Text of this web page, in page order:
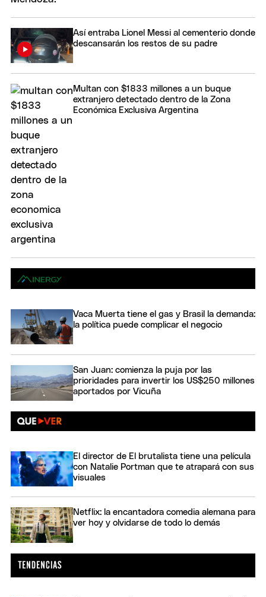
Así entraba Lionel Messi al cementerio donde
descansarán los restos de su padre
Multan con $1833 millones a un buque
extranjero detectado dentro de la Zona
Económica Exclusiva Argentina
Vaca Muerta tiene el gas y Brasil la demanda:
la política puede complicar el negocio
San Juan: comienza la puja por las
prioridades para invertir los US$250 millones
aportados por Vicuña
El director de El brutalista tiene una película
con Natalie Portman que te atrapará con sus
visuales
Netflix: la encantadora comedia alemana para
ver hoy y olvidarse de todo lo demás